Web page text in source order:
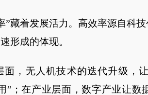
着发展活力。高效率源自科技
形成的体现。
无人机技术的迭代升级，让
”；在产业层面，数字产业让数